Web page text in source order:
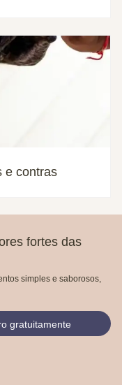
e contras
fortes das
simples e saborosos,
gratuitamente